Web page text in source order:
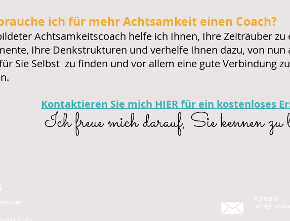
ich für mehr Achtsamkeit einen Coach?
Achtsamkeitscoach helfe ich Ihnen, Ihre Zeiträuber zu
Ihre Denkstrukturen und verhelfe Ihnen dazu, von nun
Sie Selbst zu finden und vor allem eine gute Verbindung
Kontaktieren Sie mich HIER für ein kostenloses
Ich freue mich darauf, Sie kennen zu
Kontakt